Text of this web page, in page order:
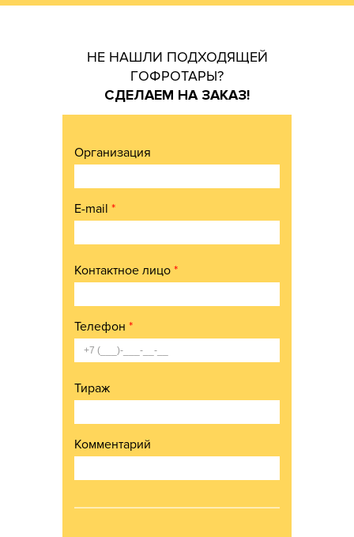
НЕ НАШЛИ ПОДХОДЯЩЕЙ
ГОФРОТАРЫ?
СДЕЛАЕМ НА ЗАКАЗ!
Организация
E-mail *
Контактное лицо *
Телефон *
Тираж
Комментарий